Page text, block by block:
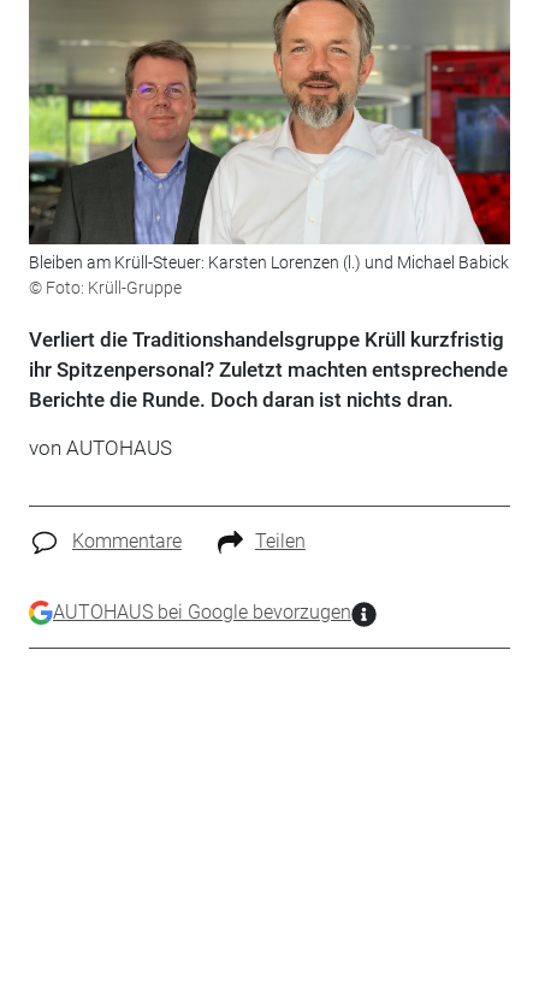
Bleiben am Krüll-Steuer: Karsten Lorenzen (l.) und Michael Babick
© Foto: Krüll-Gruppe
Verliert die Traditionshandelsgruppe Krüll kurzfristig
ihr Spitzenpersonal? Zuletzt machten entsprechende
Berichte die Runde. Doch daran ist nichts dran.
von AUTOHAUS
Kommentare Teilen
AUTOHAUS bei Google bevorzugen